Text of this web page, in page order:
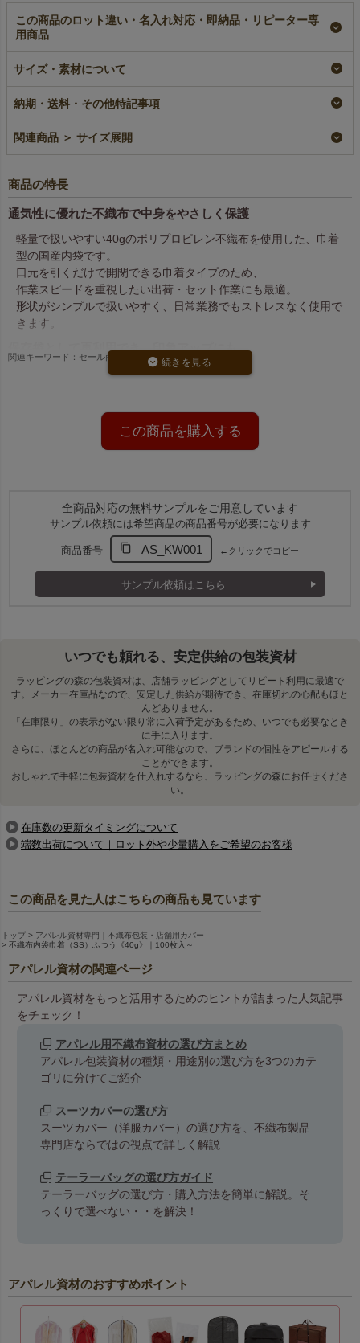
この商品のロット違い・名入れ対応・即納品・リピーター専
用商品
【名入れ／リピーター
専用】不織布内袋巾着
リピーター専用名入れ
¥5,610税込 〜
【名入れ対応】不織布
名入れ
¥5,610税込 〜
不織布内袋巾着
（SS）ふつう《40g》
サイズ・素材について
納期・送料・その他特記事項
関連商品 ＞ サイズ展開
商品の特長
通気性に優れた不織布で中身をやさしく保護
軽量で扱いやすい40gのポリプロピレン不織布を使用した、巾着
型の国産内袋です。
口元を引くだけで開閉できる巾着タイプのため、
作業スピードを重視したい出荷・セット作業にも最適。
形状がシンプルで扱いやすく、日常業務でもストレスなく使用で
きます。
保存袋として再利用でき、印象アップにも
保存袋として再利用できる実用性の高さも魅
商品体験の満足度向上やリピーターづくりにもつながります。
SSサイズは小物梱包にちょうど良い
アパレル・雑貨・ハンドメイド商品の梱包用として幅広く活躍し
関連キーワード：セール商品
この商品を購入する
全商品対応の無料サンプルをご用意しています
サンプル依頼には希望商品の商品番号が必要になります
商品番号 AS_KW001 ←クリックでコピー
サンプル依頼はこちら
いつでも頼れる、安定供給の包装資材
ラッピングの森の包装資材は、店舗ラッピングとしてリピート利用に最適で
す。メーカー在庫品なので、安定した供給が期待でき、在庫切れの心配もほと
んどありません。
「在庫限り」の表示がない限り常に入荷予定があるため、いつでも必要なとき
に手に入ります。
さらに、ほとんどの商品が名入れ可能なので、ブランドの個性をアピールする
ことができます。
おしゃれで手軽に包装資材を仕入れするなら、ラッピングの森にお任せくださ
い。
在庫数の更新タイミングについて
端数出荷について｜ロット外や少量購入をご希望のお客様
この商品を見た人はこちらの商品も見ています
トップ
アパレル資材専門｜不織布包装・店舗用カバー
不織布内袋巾着（SS）ふつう《40g》｜100枚入～
アパレル資材の関連ページ
アパレル資材をもっと活用するためのヒントが詰まった人気記事
をチェック！
アパレル用不織布資材の選び方まとめ
アパレル包装資材の種類・用途別の選び方を3つのカテ
ゴリに分けてご紹介
スーツカバーの選び方
スーツカバー（洋服カバー）の選び方を、不織布製品
専門店ならではの視点で詳しく解説
テーラーバッグの選び方ガイド
テーラーバッグの選び方・購入方法を簡単に解説。そ
っくりで選べない・・を解決！
アパレル資材のおすすめポイント